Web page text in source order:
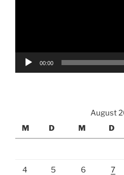
00:00
August
M
D M D
4 5 6 7